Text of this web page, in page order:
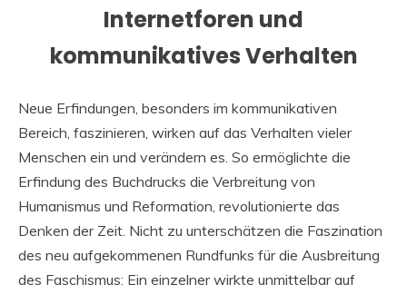
Internetforen und
kommunikatives Verhalten
Neue Erfindungen, besonders im kommunikativen
Bereich, faszinieren, wirken auf das Verhalten vieler
Menschen ein und verändern es. So ermöglichte die
Erfindung des Buchdrucks die Verbreitung von
Humanismus und Reformation, revolutionierte das
Denken der Zeit. Nicht zu unterschätzen die Faszination
des neu aufgekommenen Rundfunks für die Ausbreitung
des Faschismus: Ein einzelner wirkte unmittelbar auf